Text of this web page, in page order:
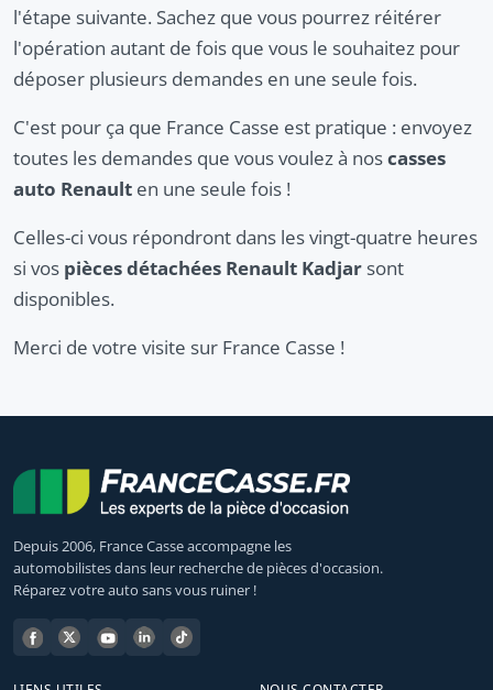
l'étape suivante. Sachez que vous pourrez réitérer
l'opération autant de fois que vous le souhaitez pour
déposer plusieurs demandes en une seule fois.
C'est pour ça que France Casse est pratique : envoyez
toutes les demandes que vous voulez à noscasses
auto Renault en une seule fois !
Celles-ci vous répondront dans les vingt-quatre heures
si vos pièces détachées Renault Kadjar sont
disponibles.
Merci de votre visite sur France Casse !
Depuis 2006, France Casse accompagne les
automobilistes dans leur recherche de pièces d'occasion.
Réparez votre auto sans vous ruiner !